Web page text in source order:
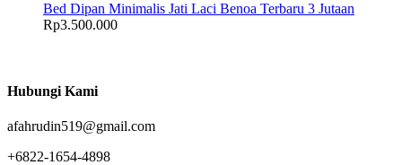
Bed Dipan Minimalis Jati Laci Benoa Terbaru 3 Jutaan
Rp3.500.000
Hubungi Kami
afahrudin519@gmail.com
+6822-1654-4898